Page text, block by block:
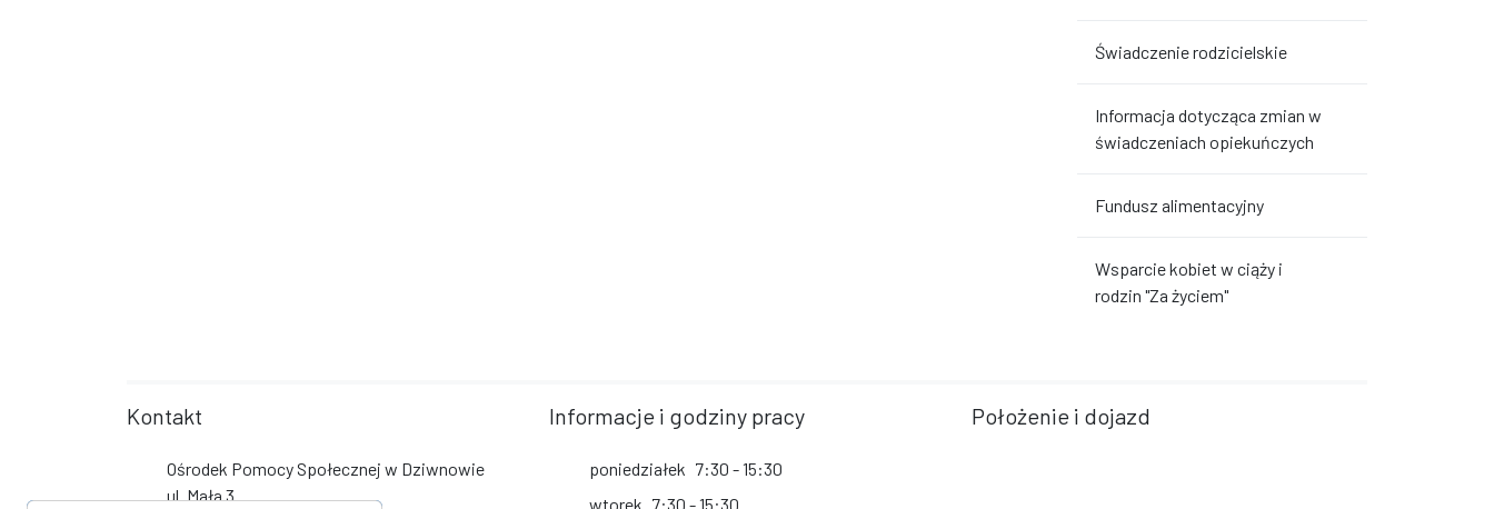
Świadczenie rodzicielskie
Informacja dotycząca zmian w
świadczeniach opiekuńczych
Fundusz alimentacyjny
Wsparcie kobiet w ciąży i
rodzin "Za życiem"
Kontakt
Ośrodek Pomocy Społecznej w Dziwnowie
ul. Mała 3
Informacje i godziny pracy
poniedziałek 7:30 - 15:30
wtorek 7:30 - 15:30
Położenie i dojazd